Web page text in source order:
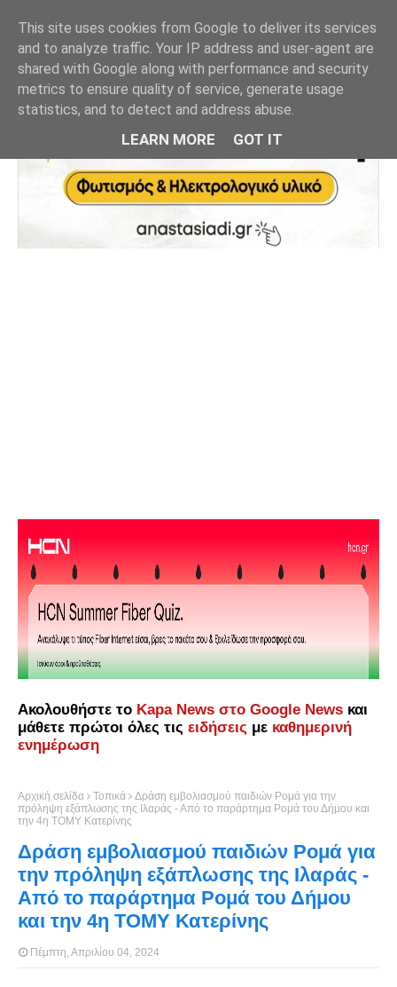
Ακολουθήστε το Kapa News στο Google News και
μάθετε πρώτοι όλες τις ειδήσεις με καθημερινή
ενημέρωση
Αρχική σελίδα Τοπικά
Δράση εμβολιασμού παιδιών Ρομά για την
πρόληψη εξάπλωσης της Ιλαράς - Από το παράρτημα Ρομά του Δήμου και
την 4η ΤΟΜΥ Κατερίνης
Δράση εμβολιασμού παιδιών Ρομά για
την πρόληψη εξάπλωσης της Ιλαράς -
Από το παράρτημα Ρομά του Δήμου
και την 4η ΤΟΜΥ Κατερίνης
Πέμπτη, Απριλίου 04, 2024
This site uses cookies from Google to deliver its services
and to analyze traffic. Your IP address and user-agent are
shared with Google along with performance and security
metrics to ensure quality of service, generate usage
statistics, and to detect and address abuse.
LEARN MORE GOT IT